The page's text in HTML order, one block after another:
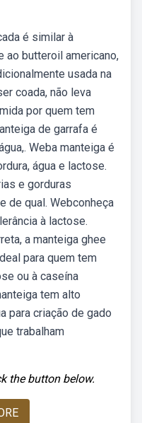
é similar à
ao butteroil americano,
usada na
coada, não leva
por quem tem
de garrafa é
Weba manteiga é
água e lactose.
e gorduras
de qual. Webconheça
à lactose.
a manteiga ghee
para quem tem
ou à caseína
tem alto
para criação de gado
trabalham
the button below.